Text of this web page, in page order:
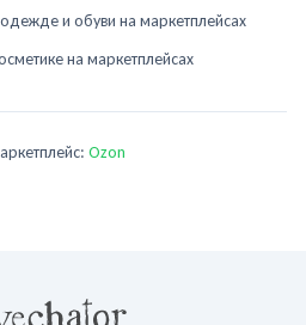
и обуви на маркетплейсах
на маркетплейсах
Ozon